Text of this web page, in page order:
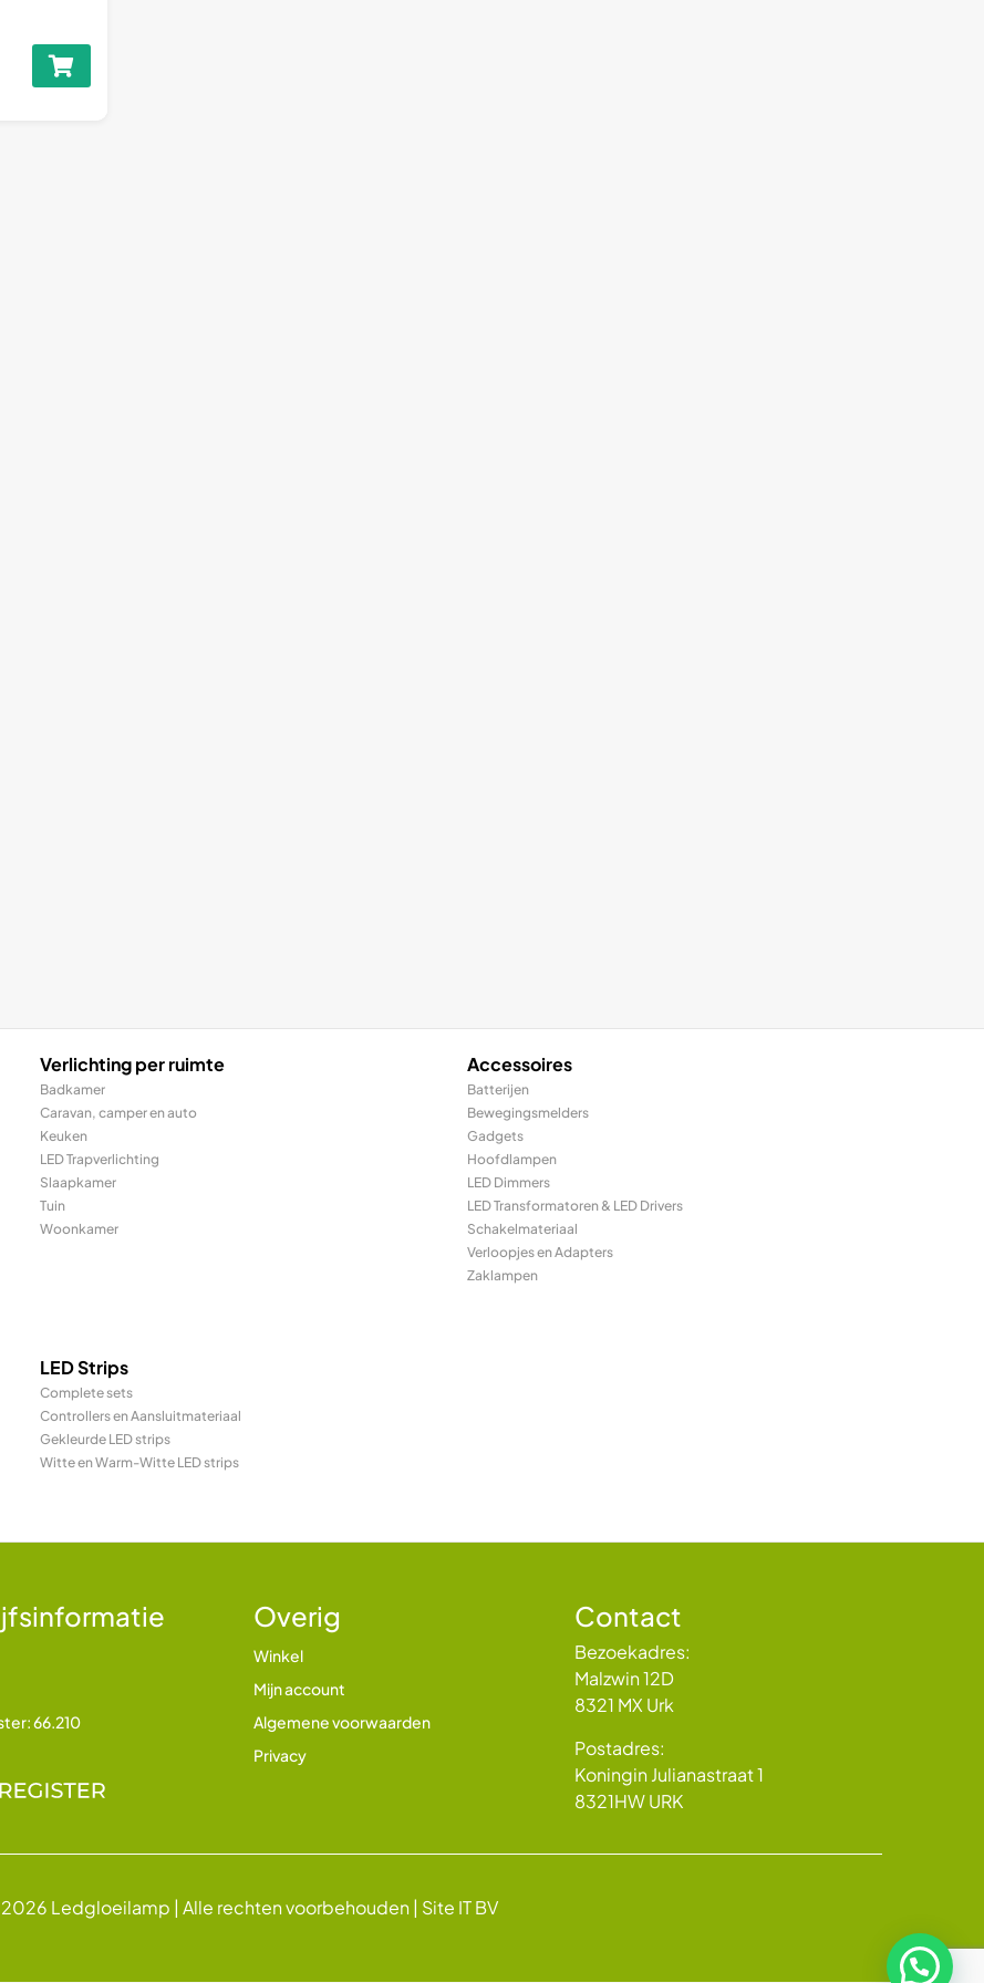
Verlichting per ruimte
Badkamer
Caravan, camper en auto
Keuken
LED Trapverlichting
Slaapkamer
Tuin
Woonkamer
Accessoires
Batterijen
Bewegingsmelders
Gadgets
Hoofdlampen
LED Dimmers
LED Transformatoren & LED Drivers
Schakelmateriaal
Verloopjes en Adapters
Zaklampen
LED Strips
Complete sets
Controllers en Aansluitmateriaal
Gekleurde LED strips
Witte en Warm-Witte LED strips
66.210
Overig
Winkel
Mijn account
Algemene voorwaarden
Privacy
Contact
Bezoekadres:
Malzwin 12D
8321 MX Urk
Postadres:
Koningin Julianastraat 1
8321HW URK
Ledgloeilamp | Alle rechten voorbehouden | Site IT BV